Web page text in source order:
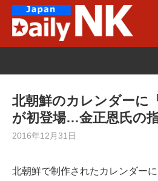
北朝鮮のカレンダーに
が初登場…金正恩氏の
2016年12月31日
北朝鮮で制作されたカレンダー